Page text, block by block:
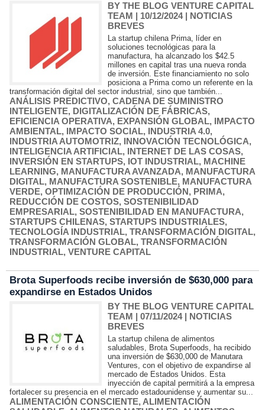
BY THE BLOG VENTURE CAPITAL
TEAM | 10/12/2024| NOTICIAS
BREVES
La startup chilena Prima, líder en
soluciones tecnológicas para la
manufactura, ha alcanzado los $42.5
millones en capital tras una nueva ronda
de inversión. Este financiamiento no solo
posiciona a Prima como un referente en la
transformación digital del sector industrial, sino que también...
ANÁLISIS PREDICTIVO, CADENA DE SUMINISTRO
INTELIGENTE, DIGITALIZACIÓN DE FÁBRICAS,
EFICIENCIA OPERATIVA, EXPANSIÓN GLOBAL, IMPACTO
AMBIENTAL, IMPACTO SOCIAL, INDUSTRIA 4.0,
INDUSTRIA AUTOMOTRIZ, INNOVACIÓN TECNOLÓGICA,
INTELIGENCIA ARTIFICIAL, INTERNET DE LAS COSAS,
INVERSIÓN EN STARTUPS, IOT INDUSTRIAL, MACHINE
LEARNING, MANUFACTURA AVANZADA, MANUFACTURA
DIGITAL, MANUFACTURA SOSTENIBLE, MANUFACTURA
VERDE, OPTIMIZACIÓN DE PRODUCCIÓN, PRIMA,
REDUCCIÓN DE COSTOS, SOSTENIBILIDAD
EMPRESARIAL, SOSTENIBILIDAD EN MANUFACTURA,
STARTUPS CHILENAS, STARTUPS INDUSTRIALES,
TECNOLOGÍA INDUSTRIAL, TRANSFORMACIÓN DIGITAL,
TRANSFORMACIÓN GLOBAL, TRANSFORMACIÓN
INDUSTRIAL, VENTURE CAPITAL
Brota Superfoods recibe inversión de $630,000 para
expandirse en Estados Unidos
BY THE BLOG VENTURE CAPITAL
TEAM | 07/11/2024| NOTICIAS
BREVES
La startup chilena de alimentos
saludables, Brota Superfoods, ha recibido
una inversión de $630,000 de Manutara
Ventures, con el objetivo de expandirse al
mercado de Estados Unidos. Esta
inyección de capital permitirá a la empresa
fortalecer su presencia en el mercado estadounidense y aumentar su...
ALIMENTACIÓN CONSCIENTE, ALIMENTACIÓN